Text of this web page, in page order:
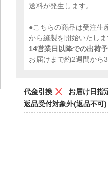
送料が発生します。
●こちらの商品は受注生
から縫製を開始いたしま
14営業日以降での出荷
お届けまで約2週間から
代金引換 お届け日指
返品受付対象外(返品不可)